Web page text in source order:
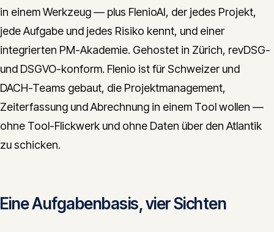
Get in touch
CONTACT
info@innopulse.io+41 79 508 28 06
Gotthardstrasse 30, 6300 Zug
in einem Werkzeug — plus FlenioAI, der jedes Projekt,
jede Aufgabe und jedes Risiko kennt, und einer
integrierten PM-Akademie. Gehostet in Zürich, revDSG-
und DSGVO-konform. Flenio ist für Schweizer und
DACH-Teams gebaut, die Projektmanagement,
Zeiterfassung und Abrechnung in einem Tool wollen —
ohne Tool-Flickwerk und ohne Daten über den Atlantik
zu schicken.
Eine Aufgabenbasis, vier Sichten